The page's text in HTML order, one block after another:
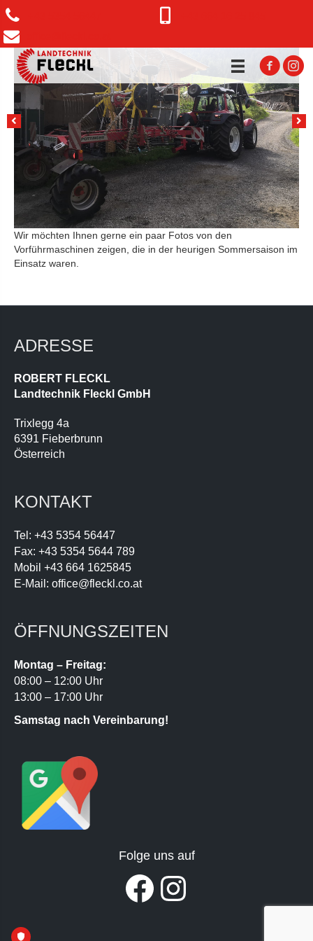
Wir möchten Ihnen gerne ein paar Fotos von den
Vorführmaschinen zeigen, die in der heurigen Sommersaison im
Einsatz waren.
ADRESSE
ROBERT FLECKL
Landtechnik Fleckl GmbH
Trixlegg 4a
6391 Fieberbrunn
Österreich
KONTAKT
Tel: +43 5354 56447
Fax: +43 5354 5644 789
Mobil +43 664 1625845
E-Mail: office@fleckl.co.at
ÖFFNUNGSZEITEN
Montag – Freitag:
08:00 – 12:00 Uhr
13:00 – 17:00 Uhr
Samstag nach Vereinbarung!
Folge uns auf
Facebook Instagram